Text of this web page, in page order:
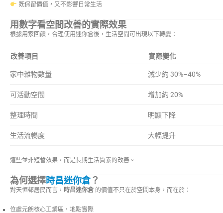
既保留價值，又不影響日常生活
用數字看空間改善的實際效果
根據用家回饋，合理使用迷你倉後，生活空間可出現以下轉變：
改善項目 實際變化
家中雜物數量 減少約 30%–40%
可活動空間 增加約 20%
整理時間 明顯下降
生活流暢度 大幅提升
這些並非短暫效果，而是長期生活質素的改善。
為何選擇時昌迷你倉？
對天恒邨居民而言， 時昌迷你倉 的價值不只在於空間本身，而在於：
位處元朗核心工業區，地點實際